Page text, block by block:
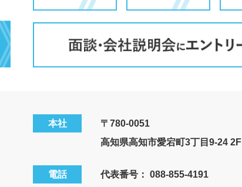
本社
〒780-0051
高知県高知市愛宕町3丁目9-24 2F
電話 代表番号：088-855-4191